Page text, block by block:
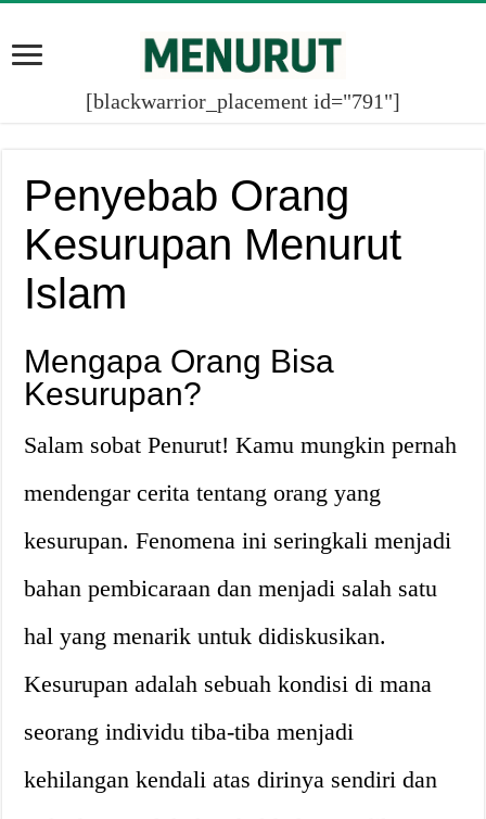
[blackwarrior_placement id="791"]
Penyebab Orang
Kesurupan Menurut
Islam
Mengapa Orang Bisa
Kesurupan?
Salam sobat Penurut! Kamu mungkin pernah
mendengar cerita tentang orang yang
kesurupan. Fenomena ini seringkali menjadi
bahan pembicaraan dan menjadi salah satu
hal yang menarik untuk didiskusikan.
Kesurupan adalah sebuah kondisi di mana
seorang individu tiba-tiba menjadi
kehilangan kendali atas dirinya sendiri dan